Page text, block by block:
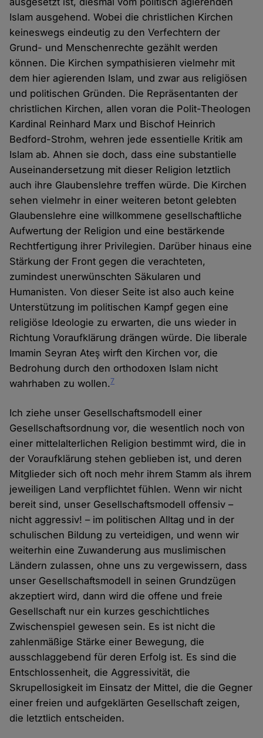
Islam ausgehend. Wobei die christlichen Kirchen
keineswegs eindeutig zu den Verfechtern der
Grund- und Menschenrechte gezählt werden
können. Die Kirchen sympathisieren vielmehr mit
dem hier agierenden Islam, und zwar aus religiösen
und politischen Gründen. Die Repräsentanten der
christlichen Kirchen, allen voran die Polit-Theologen
Kardinal Reinhard Marx und Bischof Heinrich
Bedford-Strohm, wehren jede essentielle Kritik am
Islam ab. Ahnen sie doch, dass eine substantielle
Auseinandersetzung mit dieser Religion letztlich
auch ihre Glaubenslehre treffen würde. Die Kirchen
sehen vielmehr in einer weiteren betont gelebten
Glaubenslehre eine willkommene gesellschaftliche
Aufwertung der Religion und eine bestärkende
Rechtfertigung ihrer Privilegien. Darüber hinaus eine
Stärkung der Front gegen die verachteten,
zumindest unerwünschten Säkularen und
Humanisten. Von dieser Seite ist also auch keine
Unterstützung im politischen Kampf gegen eine
religiöse Ideologie zu erwarten, die uns wieder in
Richtung Voraufklärung drängen würde. Die liberale
Imamin Seyran Ateş wirft den Kirchen vor, die
Bedrohung durch den orthodoxen Islam nicht
wahrhaben zu wollen.7
Ich ziehe unser Gesellschaftsmodell einer
Gesellschaftsordnung vor, die wesentlich noch von
einer mittelalterlichen Religion bestimmt wird, die in
der Voraufklärung stehen geblieben ist, und deren
Mitglieder sich oft noch mehr ihrem Stamm als ihrem
jeweiligen Land verpflichtet fühlen. Wenn wir nicht
bereit sind, unser Gesellschaftsmodell offensiv –
nicht aggressiv! – im politischen Alltag und in der
schulischen Bildung zu verteidigen, und wenn wir
weiterhin eine Zuwanderung aus muslimischen
Ländern zulassen, ohne uns zu vergewissern, dass
unser Gesellschaftsmodell in seinen Grundzügen
akzeptiert wird, dann wird die offene und freie
Gesellschaft nur ein kurzes geschichtliches
Zwischenspiel gewesen sein. Es ist nicht die
zahlenmäßige Stärke einer Bewegung, die
ausschlaggebend für deren Erfolg ist. Es sind die
Entschlossenheit, die Aggressivität, die
Skrupellosigkeit im Einsatz der Mittel, die die Gegner
einer freien und aufgeklärten Gesellschaft zeigen,
die letztlich entscheiden.